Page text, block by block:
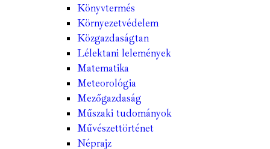
Könyvtermés
Környezetvédelem
Közgazdaságtan
Lélektani lelemények
Matematika
Meteorológia
Mezőgazdaság
Műszaki tudományok
Művészettörténet
Néprajz